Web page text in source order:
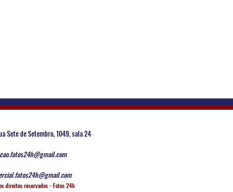
Sete de Setembro, 1049, sala 24
direitos reservados - Fatos 24h